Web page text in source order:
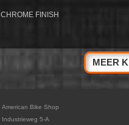
CHROME FINISH
MEER
American Bike Shop
Industrieweg 5-A